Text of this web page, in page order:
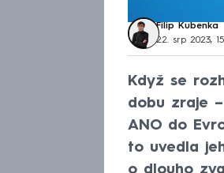
Filip Kubenka
22. srp 2023,
Když se
dobu zraje
ANO do
to uvedla
o dlouho